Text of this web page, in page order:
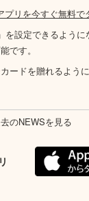
リを今すぐ無料で
設定できるよう
です。
ードを贈れるよう
のNEWSを見る